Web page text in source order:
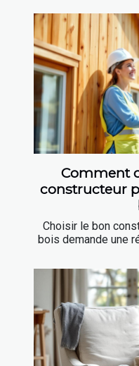
Comment
constructeur
Choisir le bon
bois demande une